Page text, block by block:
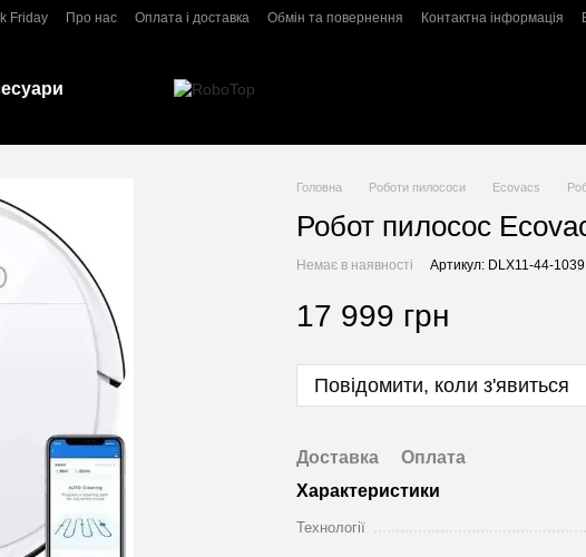
Friday Про нас Оплата і доставка Обмін та повернення Контактна інформація
Головна Роботи пилососи Ecovacs
Робот пилосос
Немає в наявності Артикул: DLX11-44-1039
17 999 грн
Повідомити, коли з'явиться
Доставка
Оплата
Характеристики
Технології